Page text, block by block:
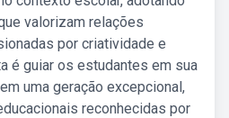
valorizam relações
por criatividade e
é guiar os estudantes em sua
uma geração excepcional,
reconhecidas por